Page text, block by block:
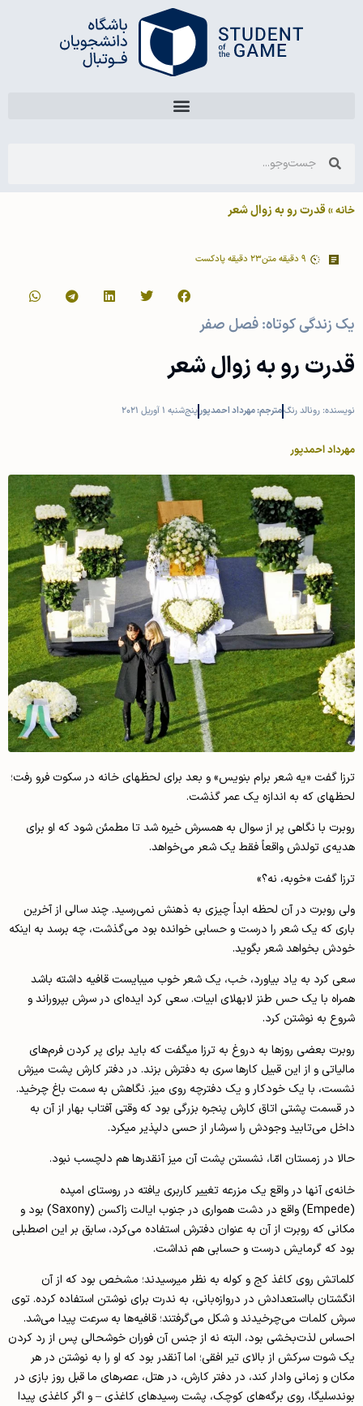
خانه»قدرت رو به زوال شعر
9 دقیقه متن23 دقیقه پادکست
یک زندگی کوتاه: فصل صفر
قدرت رو به زوال شعر
نویسنده: رونالد رنگمترجم:مهرداد احمدپورپنج‌شنبه 1 آوریل 2021
مهرداد احمدپور
ترزا گفت «یه شعر برام بنویس» و بعد برای لحظه­ای خانه در سکوت فرو رفت؛
لحظه­ای که به اندازه یک عمر گذشت.
روبرت با نگاهی پر از سوال به همسرش خیره شد تا مطمئن شود که او برای
هدیه‌ی تولدش واقعاً فقط یک شعر می‌خواهد.
ترزا گفت «خوبه، نه؟»
ولی روبرت در آن لحظه ابداً چیزی به ذهنش نمی‌رسید. چند سالی از آخرین
باری که یک شعر را درست و حسابی خوانده بود می‌گذشت، چه برسد به اینکه
خودش بخواهد شعر بگوید.
سعی کرد به یاد بیاورد، خب، یک شعر خوب میبایست قافیه داشته باشد
همراه با یک حس طنز لابه­لای ابیات. سعی کرد ایده‌ای در سرش بپروراند و
شروع به نوشتن کرد.
روبرت بعضی روزها به دروغ به ترزا می­گفت که باید برای پر کردن فرم‌های
مالیاتی و از این قبیل کارها سری به دفترش بزند. در دفتر کارش پشت میزش
نشست، با یک خودکار و یک دفترچه روی میز. نگاهش به سمت باغ چرخید.
در قسمت پشتی اتاق کارش پنجره بزرگی بود که وقتی آفتاب بهار از آن به
داخل می‌تابید وجودش را سرشار از حسی دلپذیر می­کرد.
حالا در زمستان امّا، نشستن پشت آن میز آنقدرها هم دلچسب نبود.
خانه‌ی آنها در واقع یک مزرعه تغییر کاربری یافته در روستای امپده
(Empede) واقع در دشت همواری در جنوب ایالت زاکسن (Saxony) بود و
مکانی که روبرت از آن به عنوان دفترش استفاده می‌کرد، سابق بر این اصطبلی
بود که گرمایش درست و حسابی هم نداشت.
کلماتش روی کاغذ کج و کوله به نظر می­رسیدند؛ مشخص بود که از آن
انگشتان با­استعدادش در دروازه‌بانی، به ندرت برای نوشتن استفاده کرده. توی
سرش کلمات می‌چرخیدند و شکل می‌گرفتند؛ قافیه‌ها به سرعت پیدا می‌شد.
احساس لذت‌بخشی بود، البته نه از جنس آن فوران خوشحالی پس از رد کردن
یک شوت سرکش از بالای تیر افقی؛ اما آنقدر بود که او را به نوشتن در هر
مکان و زمانی وادار کند، در دفتر کارش، در هتل، عصرهای ما قبل روز بازی در
بوندسلیگا، روی برگه‌های کوچک، پشت رسیدهای کاغذی – و اگر کاغذی پیدا